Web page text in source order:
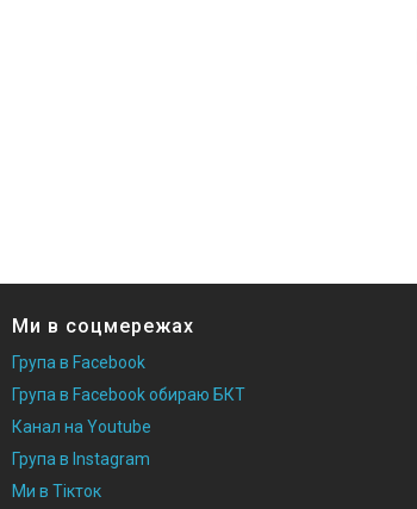
Ми в соцмережах
Група в Facebook
Група в Facebook обираю БКТ
Канал на Youtube
Група в Instagram
Ми в Тікток